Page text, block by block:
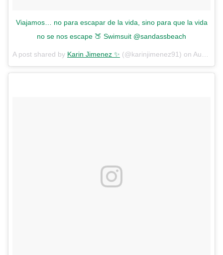
Viajamos… no para escapar de la vida, sino para que la vida
no se nos escape 🍑 Swimsuit @sandassbeach
A post shared by Karin Jimenez ✨ (@karinjimenez91) on Aug 28, 2018 at 11:35am PDT